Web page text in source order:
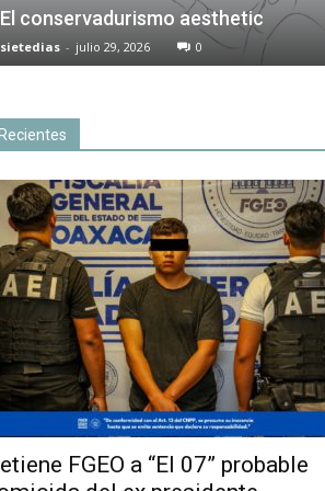
El conservadurismo aesthetic
sietedias - julio 29, 2026 0
FGEO a “El 07” probable